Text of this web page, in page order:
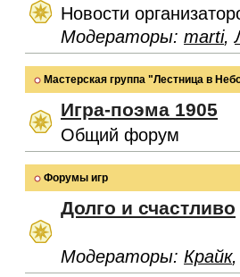
Новости
Модераторы: marti,
Мастерская группа "Лестница в
Игра-поэма 1905
Общий форум
Форумы игр
Долго и счастливо
Модераторы: Крайк,